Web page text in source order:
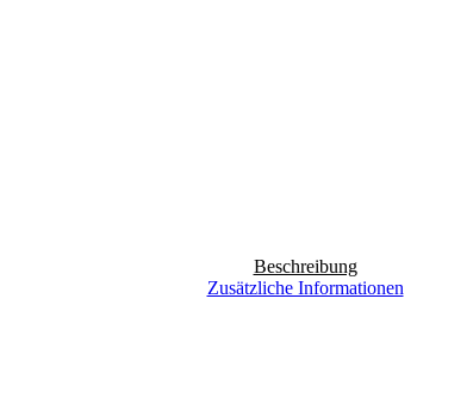
Beschreibung
Zusätzliche Informationen